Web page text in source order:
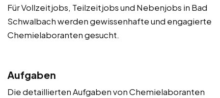
Für Vollzeitjobs, Teilzeitjobs und Nebenjobs in Bad
Schwalbach werden gewissenhafte und engagierte
Chemielaboranten gesucht.
Aufgaben
Die detaillierten Aufgaben von Chemielaboranten